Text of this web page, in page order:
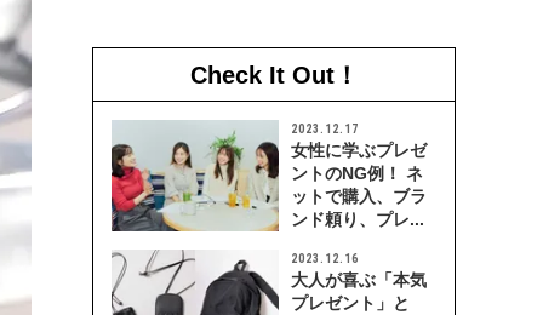
Check It Out！
2023.12.17
女性に学ぶプレゼ
ントのNG例！ ネ
ットで購入、ブラ
ンド頼り、プレ...
2023.12.16
大人が喜ぶ「本気
プレゼント」と